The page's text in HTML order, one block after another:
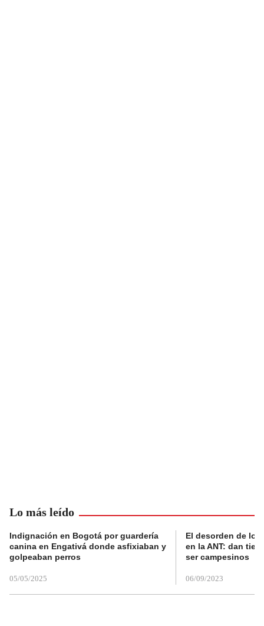
Lo más leído
Indignación en Bogotá por guardería
canina en Engativá donde asfixiaban y
golpeaban perros
05/05/2025
El desorden de
en la ANT: dan
ser campesinos
06/09/2023